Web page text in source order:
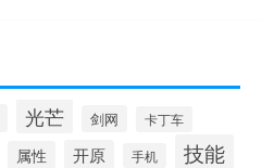
光芒 剑网 卡丁车
属性 开原 手机 技能